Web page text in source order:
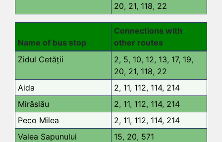
20, 21, 118, 22
Name of bus stop
Connections with
other routes
Zidul Cetății
2, 5, 10, 12, 13, 17, 19,
20, 21, 118, 22
Aida
2, 11, 112, 114, 214
Mirăslău
2, 11, 112, 114, 214
Peco Milea
2, 11, 112, 114, 214
Valea Sapunului
15, 20, 571